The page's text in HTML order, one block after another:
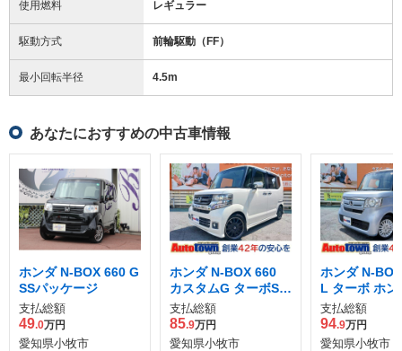
使用燃料 レギュラー
駆動方式 前輪駆動（FF）
最小回転半径 4.5m
あなたにおすすめの中古車情報
ホンダ N-BOX 660 G
SSパッケージ
支払総額
49.0万円
愛知県小牧市
ホンダ N-BOX 660
カスタムG ターボSS
パッケージ ブラック
スタイル
支払総額
85.9万円
愛知県小牧市
ホンダ N-
L ターボ ホン
シング
支払総額
94.9万円
愛知県小牧市